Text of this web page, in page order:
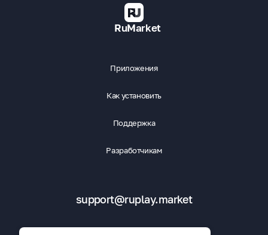
RuMarket
Приложения
Как установить
Поддержка
Разработчикам
support@ruplay.market